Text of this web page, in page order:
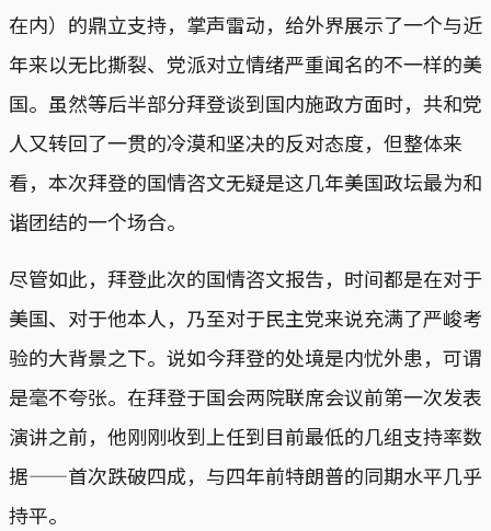
在内）的鼎立支持，掌声雷动，给外界展示了一个与近
年来以无比撕裂、党派对立情绪严重闻名的不一样的美
国。虽然等后半部分拜登谈到国内施政方面时，共和党
人又转回了一贯的冷漠和坚决的反对态度，但整体来
看，本次拜登的国情咨文无疑是这几年美国政坛最为和
谐团结的一个场合。
尽管如此，拜登此次的国情咨文报告，时间都是在对于
美国、对于他本人，乃至对于民主党来说充满了严峻考
验的大背景之下。说如今拜登的处境是内忧外患，可谓
是毫不夸张。在拜登于国会两院联席会议前第一次发表
演讲之前，他刚刚收到上任到目前最低的几组支持率数
据——首次跌破四成，与四年前特朗普的同期水平几乎
持平。